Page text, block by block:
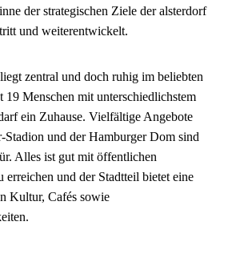
der strategischen Ziele der alsterdorf
und weiterentwickelt.
zentral und doch ruhig im beliebten
19 Menschen mit unterschiedlichstem
ein Zuhause. Vielfältige Angebote
und der Hamburger Dom sind
Alles ist gut mit öffentlichen
erreichen und der Stadtteil bietet eine
Kultur, Cafés sowie